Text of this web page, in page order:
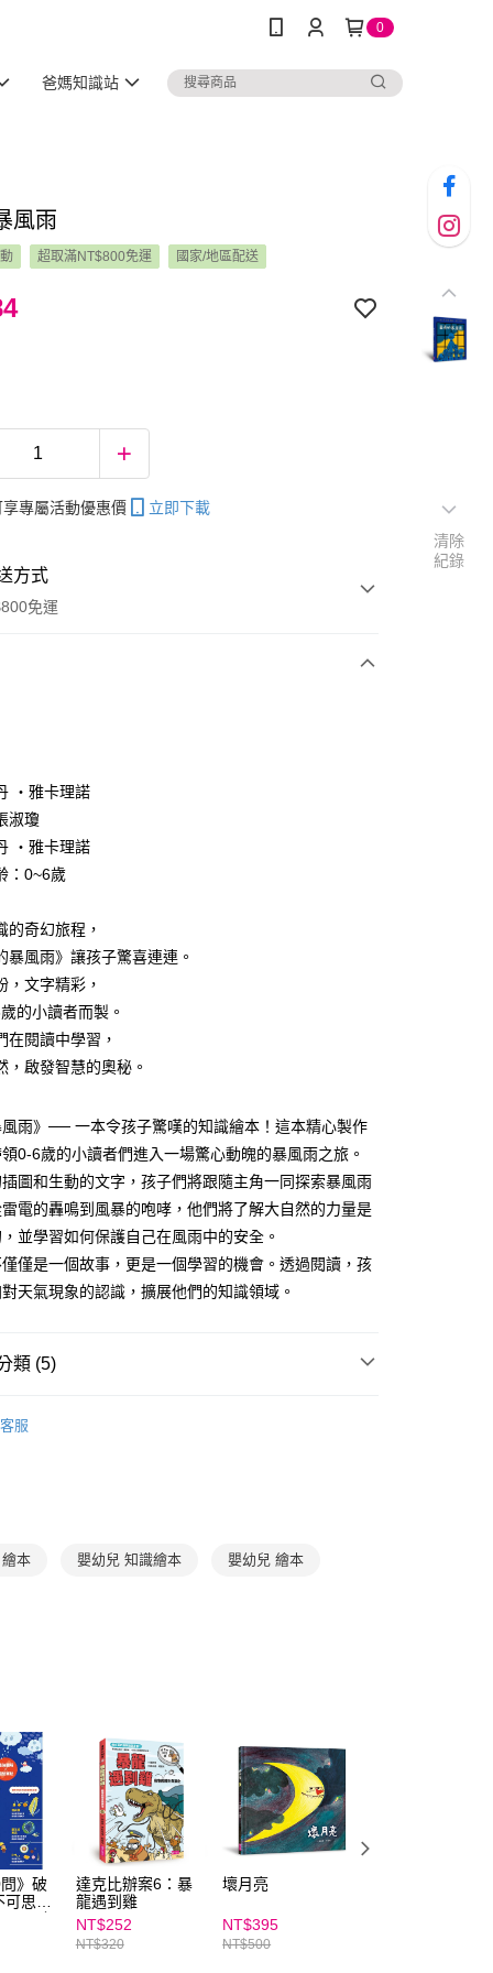
0
爸媽知識站
風雨
超取滿NT$800免運 國家/地區配送
專屬活動優惠價 立即下載
方式
免運
期使用說明】
機門號後，選擇欲分期的期數、繳款截止日，確認付款後即
分鐘內，如未前往確認交易或遇審核未通過，訂單將自動取
專審核」未通過狀況，表示未達大哥付你分期系統評分，恕
內容。
明】
併入電信帳單，「大哥付你分期」於每月結算日後寄送繳費提
／iPASS MONEY」等通路繳費。
「台灣大哥大股份有限公司」（以下簡稱本公司）所提供，讓
，得透過本服務購買商品或服務，並由商店將買賣／分期付
權讓與本公司後，依約使用本公司帳單繳交帳款。
名、電話或地址）提供予台灣大哥大進項蒐集、處理及利
與您本人進行分期帳單所需資料之確認、核對及更正。
先享後付」】
付是「在收到商品之後才付款」的支付方式。 讓您購物簡單
需註冊會員、不需綁卡、不需儲值。
要手機號碼，簡訊認證，即可結帳。
確認商品／服務後，再付款。
享後付」結帳流程】
，進行簡訊認證並確認金額後，即可完成結帳。
數日內，您將收到繳費通知簡訊。
通知簡訊後14天內，點擊此簡訊中的連結，可透過四大超商
銀行／等多元方式進行付款，方視為交易完成。
店家。未經商家同意取消之訂單仍視為有效，需透過AFTEE
相關費用。
功請以「AFTEE先享後付 」之結帳頁面顯示為準，若有關於
／繳費後需取消欲退款等相關疑問，請聯繫「AFTEE先享後
心」https://netprotections.freshdesk.com/support/home
沛科技股份有限公司提供之「AFTEE先享後付」服務完成之
服務之必要範圍內提供個人資料，並將交易相關給付款項請
terms/#terms3
進行身份認證。
註冊多個帳號或使用他人資訊註冊。若發現惡意使用之情
貨
取貨
滿NT$800(含以上)免運費
寄 (不適用離島、海外及郵局i郵箱)
滿NT$800(含以上)免運費
湖、金門、馬祖、小琉球；不適用於郵局i郵箱）
・雅卡理諾
淑瓊
・雅卡理諾
：0~6歲
的奇幻旅程，
暴風雨》讓孩子驚喜連連。
，文字精彩，
的小讀者而製。
在閱讀中學習，
，啟發智慧的奧秘。
雨》── 一本令孩子驚嘆的知識繪本！這本精心製作
0-6歲的小讀者們進入一場驚心動魄的暴風雨之旅。
圖和生動的文字，孩子們將跟隨主角一同探索暴風雨
電的轟鳴到風暴的咆哮，他們將了解大自然的力量是
並學習如何保護自己在風雨中的安全。
僅是一個故事，更是一個學習的機會。透過閱讀，孩
天氣現象的認識，擴展他們的知識領域。
類 (5)
得獎推薦 第46次(2024)中小學生讀物選介
客服
本 嬰幼兒 知識繪本 嬰幼兒 繪本
》破
可思議
達克比辦案6：暴
龍遇到雞
NT$252
NT$320
壞月亮
NT$395
NT$500
清除
紀錄